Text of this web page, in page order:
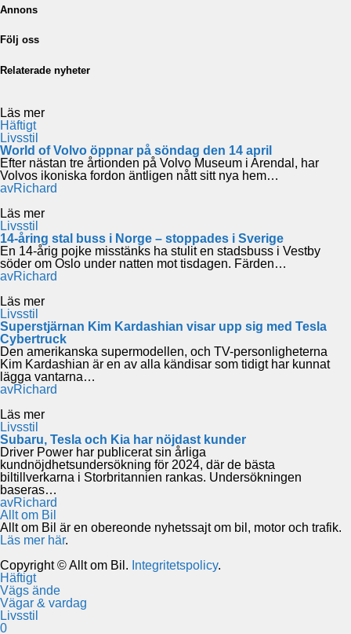
Annons
Följ oss
Relaterade nyheter
Läs mer
Häftigt
Livsstil
World of Volvo öppnar på söndag den 14 april
Efter nästan tre årtionden på Volvo Museum i Arendal, har
Volvos ikoniska fordon äntligen nått sitt nya hem…
avRichard
Läs mer
Livsstil
14-åring stal buss i Norge – stoppades i Sverige
En 14-årig pojke misstänks ha stulit en stadsbuss i Vestby
söder om Oslo under natten mot tisdagen. Färden…
avRichard
Läs mer
Livsstil
Superstjärnan Kim Kardashian visar upp sig med Tesla
Cybertruck
Den amerikanska supermodellen, och TV-personligheterna
Kim Kardashian är en av alla kändisar som tidigt har kunnat
lägga vantarna…
avRichard
Läs mer
Livsstil
Subaru, Tesla och Kia har nöjdast kunder
Driver Power har publicerat sin årliga
kundnöjdhetsundersökning för 2024, där de bästa
biltillverkarna i Storbritannien rankas. Undersökningen
baseras…
avRichard
Allt om Bil
Allt om Bil är en obereonde nyhetssajt om bil, motor och trafik.
Läs mer här.
Copyright © Allt om Bil. Integritetspolicy.
Häftigt
Vägs ände
Vägar & vardag
Livsstil
0